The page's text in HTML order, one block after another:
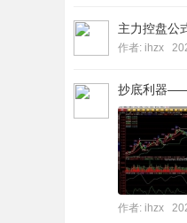
主力控盘公
作者: ihzx
抄底利器
作者: ihzx